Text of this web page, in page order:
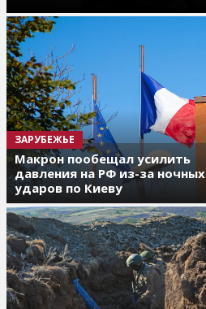
ЗАРУБЕЖЬЕ
Макрон пообещал усилить
давления на РФ из-за ночных
ударов по Киеву